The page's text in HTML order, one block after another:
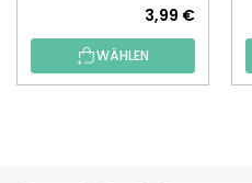
3,99 €
WÄHLEN